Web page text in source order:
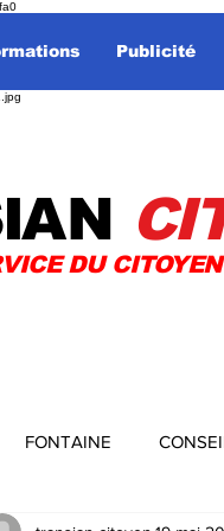
Publicité
AN
DU CITOYEN
FONTAINE